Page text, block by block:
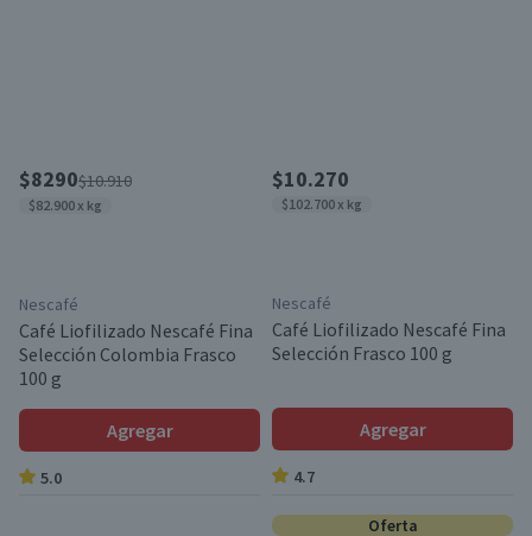
$8290$10.910
$82.900 x kg
Nescafé
Café Liofilizado Nescafé Fina
Selección Colombia Frasco
100 g
Agregar
5.0
$10.270
$102.700 x kg
Nescafé
Café Liofilizado Nescafé Fina
Selección Frasco 100 g
Agregar
4.7
Oferta